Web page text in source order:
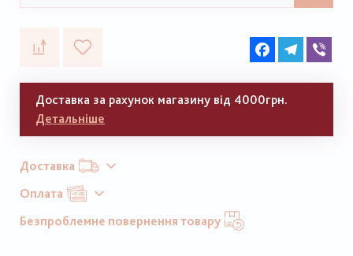
FacebookTelegram
Доставка за рахунок магазину від 4000грн.
Детальніше
Доставка
Оплата
Безпроблемне повернення товару